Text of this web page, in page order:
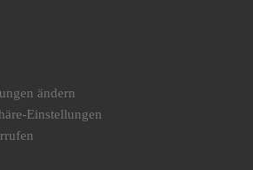
ändern
Einstellungen